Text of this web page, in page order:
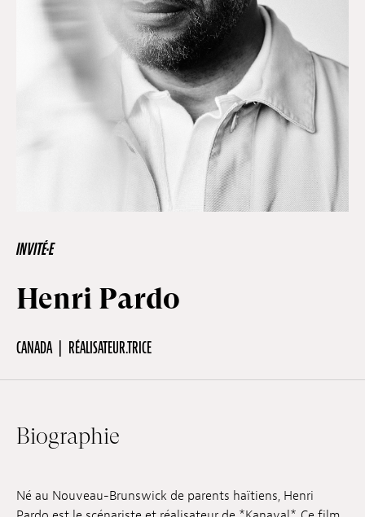
Hors-Festival
Infos pratiques
FR EN DE
Emplois
Publications
INVITÉ·E
Henri Pardo
CANADA RÉALISATEUR.TRICE
Biographie
Né au Nouveau-Brunswick de parents haïtiens, Henri